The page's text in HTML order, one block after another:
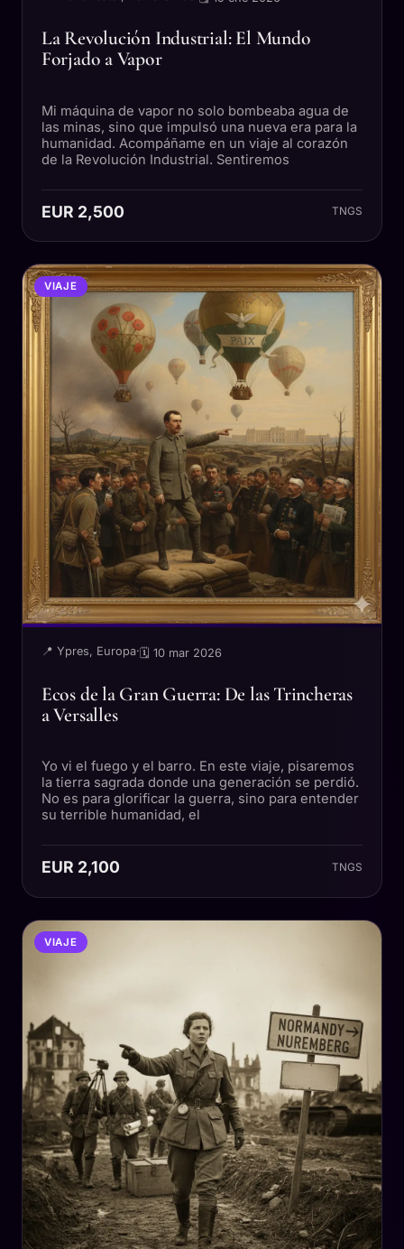
La Revolución Industrial: El Mundo
Forjado a Vapor
Mi máquina de vapor no solo bombeaba agua de
las minas, sino que impulsó una nueva era para la
humanidad. Acompáñame en un viaje al corazón
de la Revolución Industrial. Sentiremos
EUR 2,500 TNGS
VIAJE
📍 Ypres, Europa· 🗓 10 mar 2026
Ecos de la Gran Guerra: De las Trincheras
a Versalles
Yo vi el fuego y el barro. En este viaje, pisaremos
la tierra sagrada donde una generación se perdió.
No es para glorificar la guerra, sino para entender
su terrible humanidad, el
EUR 2,100 TNGS
VIAJE